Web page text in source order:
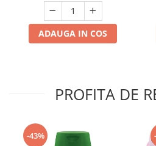
ADAUGA IN COS
PROFITA DE
-43%